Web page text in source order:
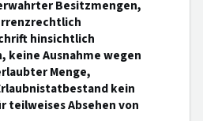
Besitzmengen,
hinsichtlich
keine Ausnahme wegen
Menge,
kein
teilweises Absehen von